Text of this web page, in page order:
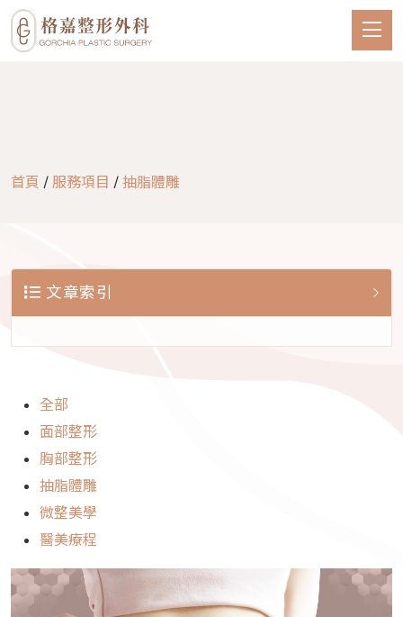
首頁 / 服務項目 /抽脂體雕
文章索引
全部
面部整形
胸部整形
抽脂體雕
微整美學
醫美療程